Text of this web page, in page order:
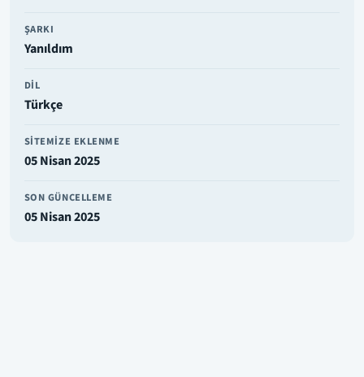
ŞARKI
Yanıldım
DIL
Türkçe
SITEMIZE EKLENME
05 Nisan 2025
SON GÜNCELLEME
05 Nisan 2025